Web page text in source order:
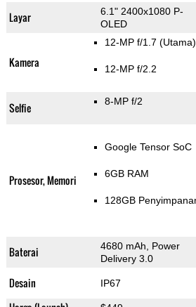
Layar
6.1" 2400x1080 P-
OLED
Kamera
12-MP f/1.7 (Utama)
12-MP f/2.2
Selfie 8-MP f/2
Prosesor, Memori
Google Tensor SoC
6GB RAM
128GB
Baterai
4680 mAh, Power
Delivery 3.0
Desain IP67